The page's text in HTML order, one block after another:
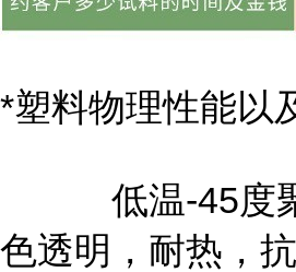
*塑料物理性能以
低温-45度聚
色透明，耐热，